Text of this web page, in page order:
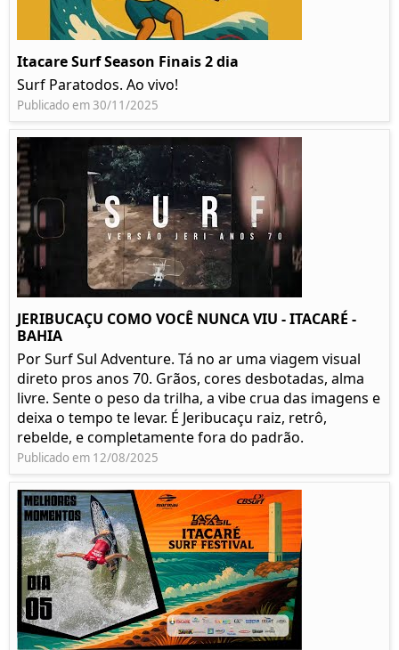
Itacare Surf Season Finais 2 dia
Surf Paratodos. Ao vivo!
Publicado em 30/11/2025
JERIBUCAÇU COMO VOCÊ NUNCA VIU - ITACARÉ -
BAHIA
Por Surf Sul Adventure. Tá no ar uma viagem visual
direto pros anos 70. Grãos, cores desbotadas, alma
livre. Sente o peso da trilha, a vibe crua das imagens e
deixa o tempo te levar. É Jeribucaçu raiz, retrô,
rebelde, e completamente fora do padrão.
Publicado em 12/08/2025